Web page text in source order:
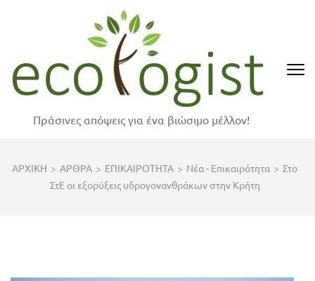
Enter)
Πράσινες απόψεις για ένα βιώσιμο μέλλον!
ΑΡΧΙΚΗ > ΑΡΘΡΑ > ΕΠΙΚΑΙΡΟΤΗΤΑ > Νέα - Επικαιρότητα > Στο
ΣτΕ οι εξορύξεις υδρογονανθράκων στην Κρήτη